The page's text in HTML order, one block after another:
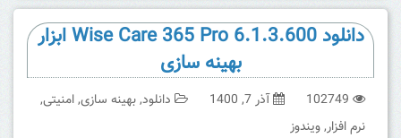
دانلود Wise Care 365 Pro 6.1.3.600 ابزار
بهینه سازی
102749 آذر 7, 1400 دانلود,بهینه سازی,امنیتی,
نرم افزار,ویندوز